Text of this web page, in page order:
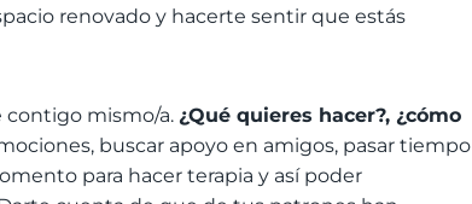
renovado y hacerte sentir que estás
mismo/a. ¿Qué quieres hacer?, ¿cómo
buscar apoyo en amigos, pasar tiempo
para hacer terapia y así poder